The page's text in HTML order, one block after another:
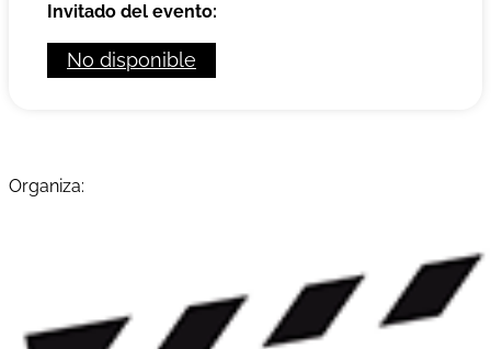
Invitado del evento:
No disponible
Organiza: